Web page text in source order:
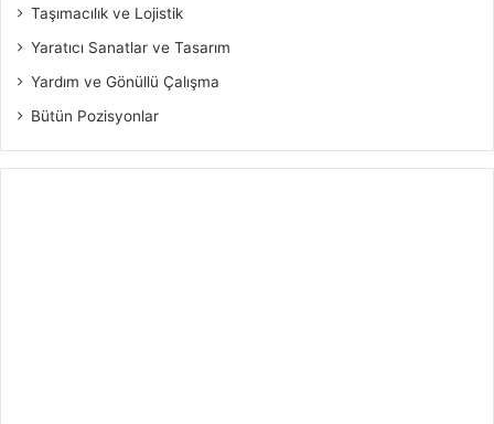
Taşımacılık ve Lojistik
Yaratıcı Sanatlar ve Tasarım
Yardım ve Gönüllü Çalışma
Bütün Pozisyonlar